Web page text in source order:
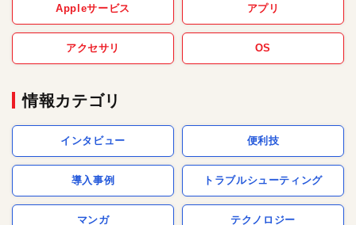
Appleサービス アプリ
アクセサリ OS
情報カテゴリ
インタビュー 便利技
導入事例 トラブルシューティング
マンガ テクノロジー